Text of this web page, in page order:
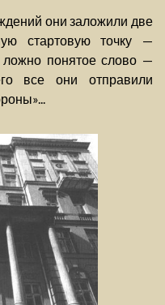
они заложили две
стартовую точку —
ложно понятое слово —
все они отправили